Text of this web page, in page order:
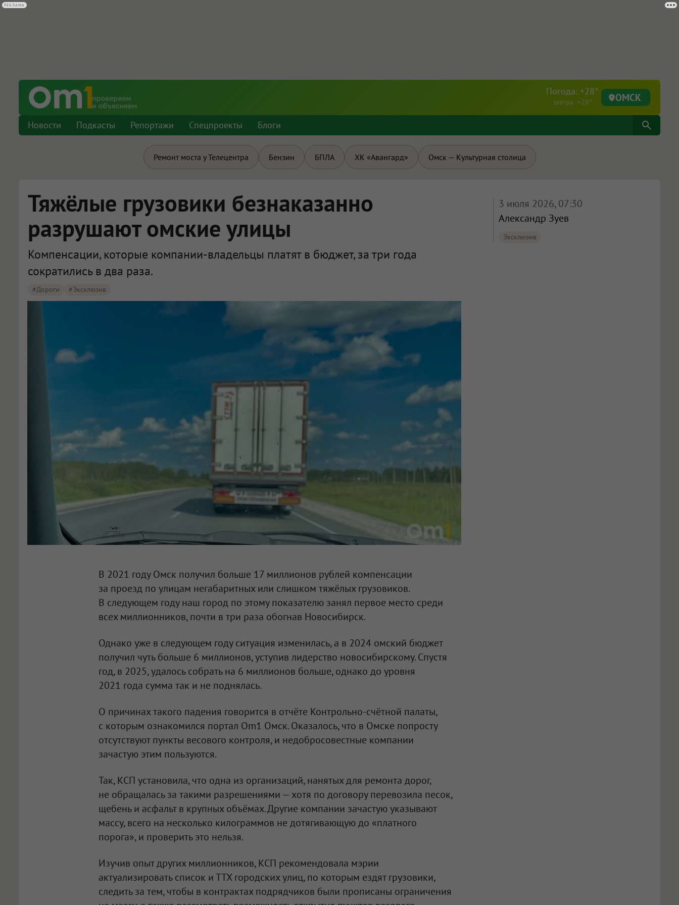
Погода: +28°
завтра +28° ОМСК
Новости Подкасты Репортажи Спецпроекты Блоги
Ремонт моста у Телецентра Бензин БПЛА ХК «Авангард» Омск — Культурная столица
Тяжёлые грузовики безнаказанно
разрушают омские улицы
Компенсации, которые компании-владельцы платят в бюджет, за три года
сократились в два раза.
#дороги #эксклюзив
3 июля 2026, 07:30
Александр Зуев
Эксклюзив
В 2021 году Омск получил больше 17 миллионов рублей компенсации
за проезд по улицам негабаритных или слишком тяжёлых грузовиков.
В следующем году наш город по этому показателю занял первое место среди
всех миллионников, почти в три раза обогнав Новосибирск.
Однако уже в следующем году ситуация изменилась, а в 2024 омский бюджет
получил чуть больше 6 миллионов, уступив лидерство новосибирскому. Спустя
год, в 2025, удалось собрать на 6 миллионов больше, однако до уровня
2021 года сумма так и не поднялась.
О причинах такого падения говорится в отчёте Контрольно-счётной палаты,
с которым ознакомился портал Om1 Омск. Оказалось, что в Омске попросту
отсутствуют пункты весового контроля, и недобросовестные компании
зачастую этим пользуются.
Так, КСП установила, что одна из организаций, нанятых для ремонта дорог,
не обращалась за такими разрешениями — хотя по договору перевозила песок,
щебень и асфальт в крупных объёмах. Другие компании зачастую указывают
массу, всего на несколько килограммов не дотягивающую до «платного
порога», и проверить это нельзя.
Изучив опыт других миллионников, КСП рекомендовала мэрии
актуализировать список и ТТХ городских улиц, по которым ездят грузовики,
следить за тем, чтобы в контрактах подрядчиков были прописаны ограничения
РЕКЛАМА